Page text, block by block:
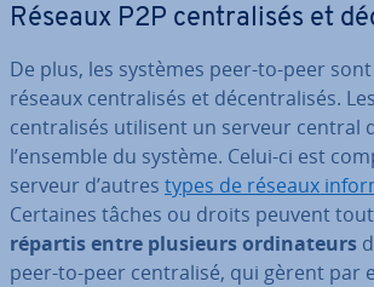
Réseaux P2P cen­tra­li­sés et
De plus, les systèmes peer-to-peer
réseaux cen­tra­li­sés et dé­cen­tra­li­sés.
cen­tra­li­sés utilisent un serveur central
l’ensemble du système. Celui-ci est
serveur d’autres types de réseaux
Certaines tâches ou droits peuvent
répartis entre plusieurs or­di­na­teurs
peer-to-peer cen­tra­lisé, qui gèrent par